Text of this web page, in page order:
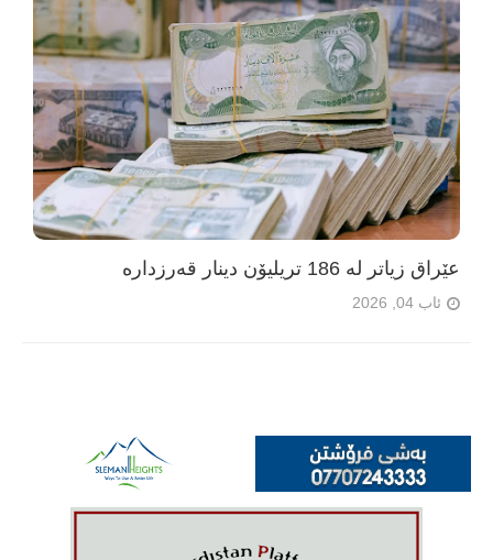
عێراق زیاتر لە 186 تریلیۆن دینار قەرزدارە
ئاب 04, 2026